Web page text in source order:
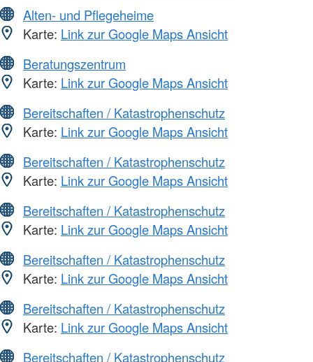
Alten- und Pflegeheime
Karte: Link zur Google Maps Ansicht
Beratungszentrum
Karte: Link zur Google Maps Ansicht
Bereitschaften / Katastrophenschutz
Karte: Link zur Google Maps Ansicht
Bereitschaften / Katastrophenschutz
Karte: Link zur Google Maps Ansicht
Bereitschaften / Katastrophenschutz
Karte: Link zur Google Maps Ansicht
Bereitschaften / Katastrophenschutz
Karte: Link zur Google Maps Ansicht
Bereitschaften / Katastrophenschutz
Karte: Link zur Google Maps Ansicht
Bereitschaften / Katastrophenschutz